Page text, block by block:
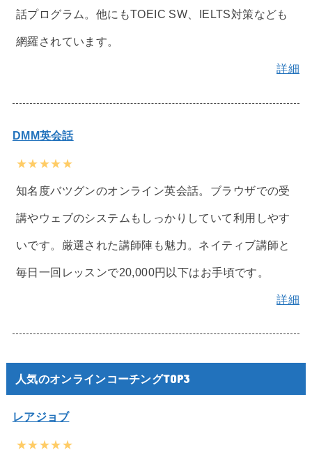
話プログラム。他にもTOEIC SW、IELTS対策なども
網羅されています。
詳細
DMM英会話
★★★★★
知名度バツグンのオンライン英会話。ブラウザでの受
講やウェブのシステムもしっかりしていて利用しやす
いです。厳選された講師陣も魅力。ネイティブ講師と
毎日一回レッスンで20,000円以下はお手頃です。
詳細
人気のオンラインコーチングTOP3
レアジョブ
★★★★★